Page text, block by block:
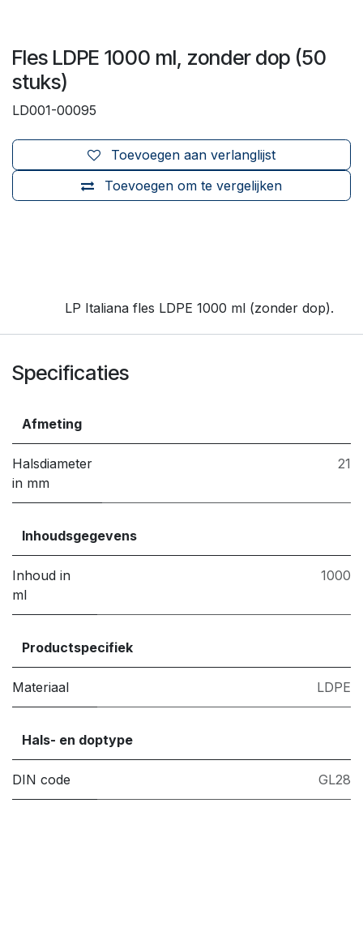
Fles LDPE 1000 ml, zonder dop (50
stuks)
LD001-00095
Toevoegen om te vergelijken
Toevoegen aan verlanglijst
LP Italiana fles LDPE 1000 ml (zonder dop).
Specificaties
Afmeting
Halsdiameter
in mm
21
Inhoudsgegevens
Inhoud in
ml
1000
Productspecifiek
Materiaal LDPE
Hals- en doptype
DIN code GL28